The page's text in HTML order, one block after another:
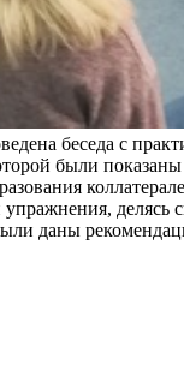
беседа с
были
упражнения, делясь
даны